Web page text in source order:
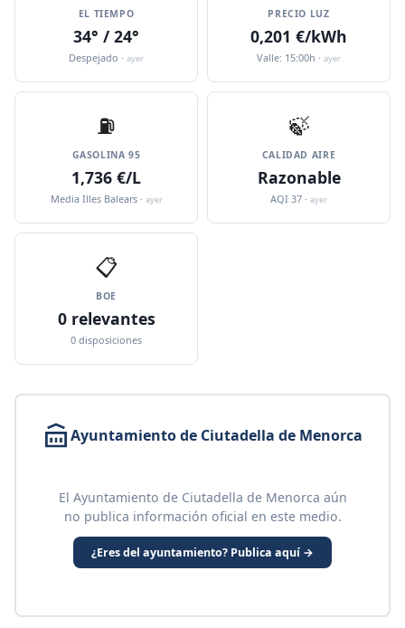
EL TIEMPO
34° / 24°
Despejado · ayer
PRECIO LUZ
0,201 €/kWh
Valle: 15:00h · ayer
⛽️
GASOLINA 95
1,736 €/L
Media Illes Balears · ayer
🍃
CALIDAD AIRE
Razonable
AQI 37 · ayer
📋
BOE
0 relevantes
0 disposiciones
Ayuntamiento de Ciutadella de Menorca
El Ayuntamiento de Ciutadella de Menorca aún
no publica información oficial en este medio.
¿Eres del ayuntamiento? Publica aquí →